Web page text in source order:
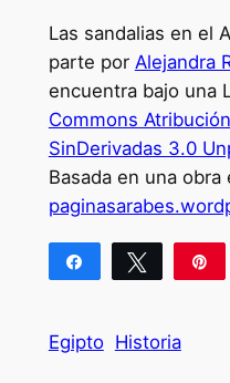
Las sandalias en el
parte por Alejandra
encuentra bajo una
Commons
SinDerivadas 3.0
Basada en una obra
Compartir Twittear
Egipto Historia